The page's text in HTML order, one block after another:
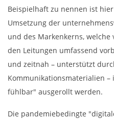
Beispielhaft zu nennen ist
Umsetzung der
und des Markenkerns,
den Leitungen umfassend
und zeitnah – unterstützt
Kommunikationsmaterialien
fühlbar" ausgerollt werden.
Die pandemiebedingte